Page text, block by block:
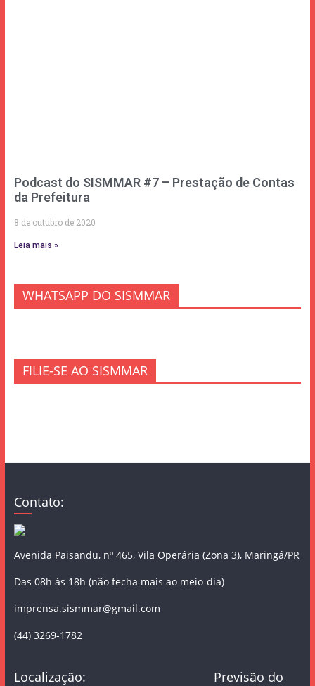
Podcast do SISMMAR #7 – Prestação de Contas
da Prefeitura
8 de outubro de 2020
Leia mais »
WHATSAPP DO SISMMAR
FILIE-SE AO SISMMAR
Contato:
Avenida Paisandu, nº 465, Vila Operária (Zona 3), Maringá/PR
Das 08h às 18h (não fecha mais ao meio-dia)
imprensa.sismmar@gmail.com
(44) 3269-1782
Localização:
Previsão do